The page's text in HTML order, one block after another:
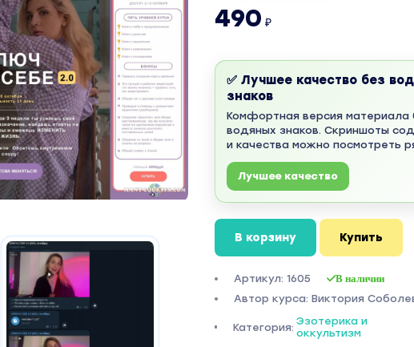
490 ₽
✅ Лучшее качество без
знаков
Комфортная версия материала
водяных знаков. Скриншоты
и качества можно посмотреть
Лучшее качество
В корзину Купить
Артикул: 1605 В наличии
Автор курса: Виктория
Категория: Эзотерика и
оккультизм